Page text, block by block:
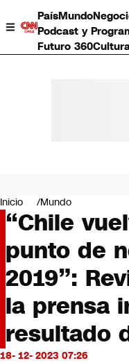
PaísMundo
Podcast y
Futuro 360
Negocios
Deportes
Programas completos
Cultura
Servicios
Bits
CNN tiempo
Futuro 360
Opinión
Inicio Mundo
“Chile
punto de
2019”:
la prensa
resultado
18- 12- 2023 07:26